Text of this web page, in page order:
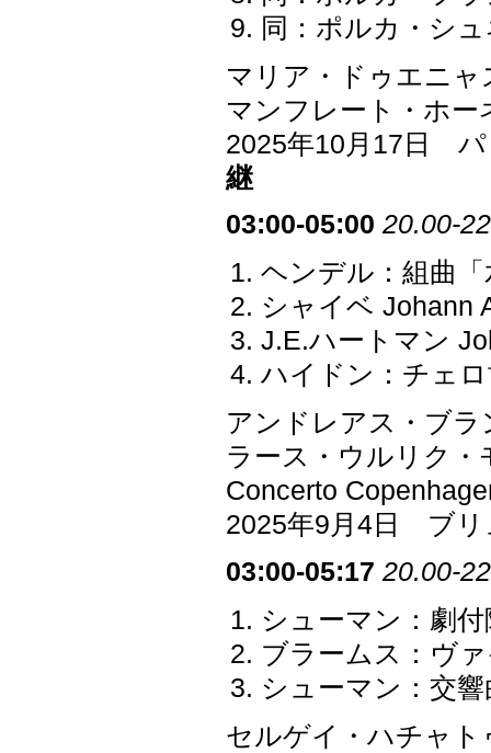
同：ポルカ・シ
マリア・ドゥエニ
マンフレート・ホー
2025年10月17日 パ
継
03:00-05:00 20.00-
ヘンデル：組曲
シャイベ Johann
J.E.ハートマン
ハイドン：チェ
アンドレアス・ブ
ラース・ウルリク・
Concerto
2025年9月4日 ブリ
03:00-05:17 20.00-
シューマン：劇
ブラームス：ヴ
シューマン：交
セルゲイ・ハチャ